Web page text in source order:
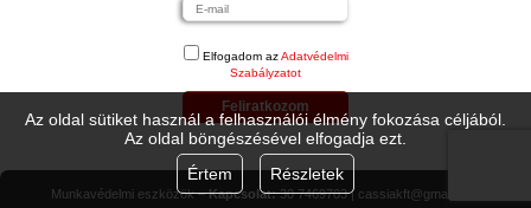
Az oldal sütiket használ a felhasználói élmény fokozása céljából.
Az oldal böngészésével elfogadja ezt.
Értem
Részletek
Elfogadom azAdatvédelmi
Szabályzatot
Feliratkozom
Munkavédelmi eszközök –Kapcsolat:30 7469703 | cassiakft@gmail.com